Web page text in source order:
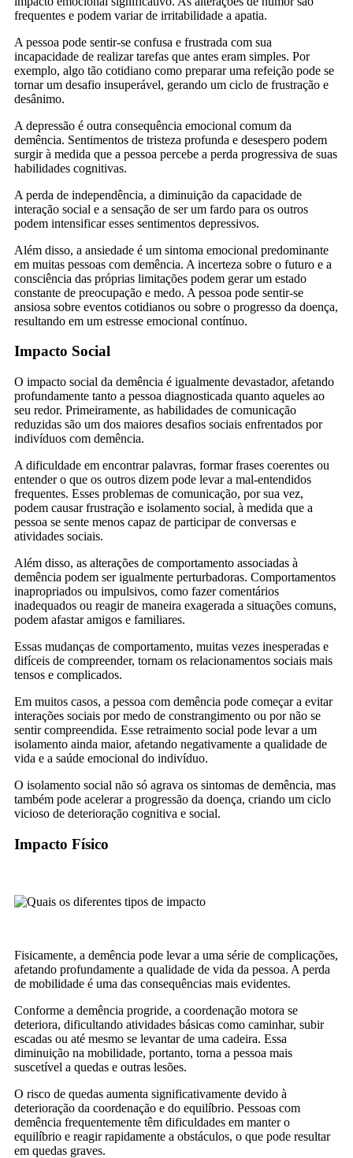
frequentes e podem variar de irritabilidade a apatia.
A pessoa pode sentir-se confusa e frustrada com sua
incapacidade de realizar tarefas que antes eram simples. Por
exemplo, algo tão cotidiano como preparar uma refeição pode se
tornar um desafio insuperável, gerando um ciclo de frustração e
desânimo.
A depressão é outra consequência emocional comum da
demência. Sentimentos de tristeza profunda e desespero podem
surgir à medida que a pessoa percebe a perda progressiva de suas
habilidades cognitivas.
A perda de independência, a diminuição da capacidade de
interação social e a sensação de ser um fardo para os outros
podem intensificar esses sentimentos depressivos.
Além disso, a ansiedade é um sintoma emocional predominante
em muitas pessoas com demência. A incerteza sobre o futuro e a
consciência das próprias limitações podem gerar um estado
constante de preocupação e medo. A pessoa pode sentir-se
ansiosa sobre eventos cotidianos ou sobre o progresso da doença,
resultando em um estresse emocional contínuo.
Impacto Social
O impacto social da demência é igualmente devastador, afetando
profundamente tanto a pessoa diagnosticada quanto aqueles ao
seu redor. Primeiramente, as habilidades de comunicação
reduzidas são um dos maiores desafios sociais enfrentados por
indivíduos com demência.
A dificuldade em encontrar palavras, formar frases coerentes ou
entender o que os outros dizem pode levar a mal-entendidos
frequentes. Esses problemas de comunicação, por sua vez,
podem causar frustração e isolamento social, à medida que a
pessoa se sente menos capaz de participar de conversas e
atividades sociais.
Além disso, as alterações de comportamento associadas à
demência podem ser igualmente perturbadoras. Comportamentos
inapropriados ou impulsivos, como fazer comentários
inadequados ou reagir de maneira exagerada a situações comuns,
podem afastar amigos e familiares.
Essas mudanças de comportamento, muitas vezes inesperadas e
difíceis de compreender, tornam os relacionamentos sociais mais
tensos e complicados.
Em muitos casos, a pessoa com demência pode começar a evitar
interações sociais por medo de constrangimento ou por não se
sentir compreendida. Esse retraimento social pode levar a um
isolamento ainda maior, afetando negativamente a qualidade de
vida e a saúde emocional do indivíduo.
O isolamento social não só agrava os sintomas de demência, mas
também pode acelerar a progressão da doença, criando um ciclo
vicioso de deterioração cognitiva e social.
Impacto Físico
Fisicamente, a demência pode levar a uma série de complicações,
afetando profundamente a qualidade de vida da pessoa. A perda
de mobilidade é uma das consequências mais evidentes.
Conforme a demência progride, a coordenação motora se
deteriora, dificultando atividades básicas como caminhar, subir
escadas ou até mesmo se levantar de uma cadeira. Essa
diminuição na mobilidade, portanto, torna a pessoa mais
suscetível a quedas e outras lesões.
O risco de quedas aumenta significativamente devido à
deterioração da coordenação e do equilíbrio. Pessoas com
demência frequentemente têm dificuldades em manter o
equilíbrio e reagir rapidamente a obstáculos, o que pode resultar
em quedas graves.